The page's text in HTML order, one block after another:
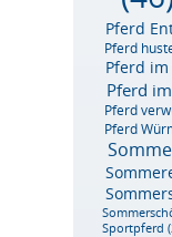
Pferd
Pferd
Pferd
Pferd
Pferd
Pferd
Sportpferd